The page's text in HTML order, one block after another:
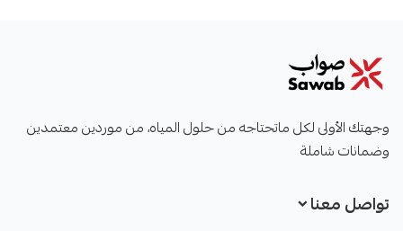
وجهتك الأولى لكل ماتحتاجه من حلول المياه، من موردين معتمدين
وضمانات شاملة
تواصل معنا